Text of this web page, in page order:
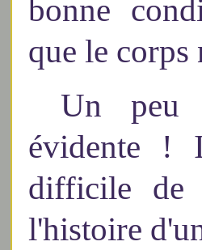
bonne
que le corps
Un peu
évidente !
difficile de
l'histoire